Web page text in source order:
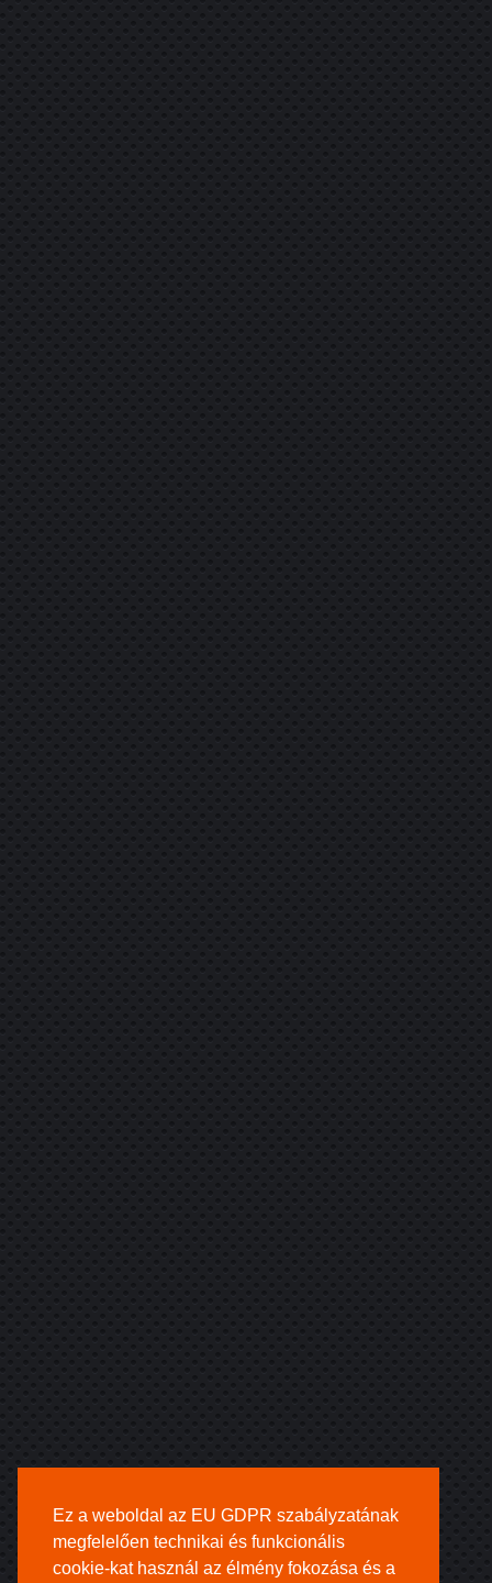
Ez a weboldal az EU GDPR szabályzatának
megfelelően technikai és funkcionális
cookie-kat használ az élmény fokozása és a